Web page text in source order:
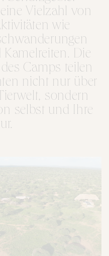
Vielzahl von
wie
Die
Camps teilen
nicht nur über
sondern
selbst und Ihre